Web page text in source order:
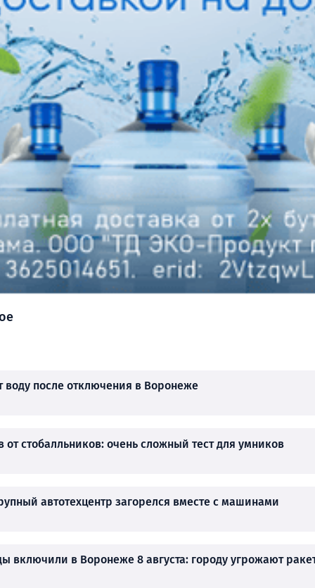
воду после отключения в Воронеже
от стобалльников: очень сложный тест для умников
автотехцентр загорелся вместе с машинами
включили в Воронеже 8 августа: городу угрожают